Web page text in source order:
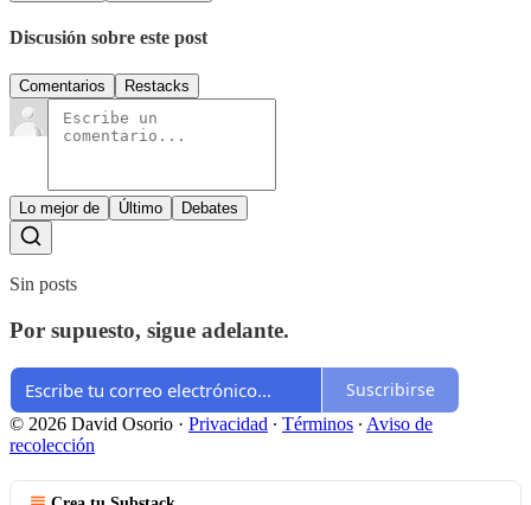
Discusión sobre este post
Comentarios Restacks
Lo mejor de Último Debates
Sin posts
Por supuesto, sigue adelante.
Suscribirse
© 2026 David Osorio · Privacidad ∙ Términos ∙ Aviso de
recolección